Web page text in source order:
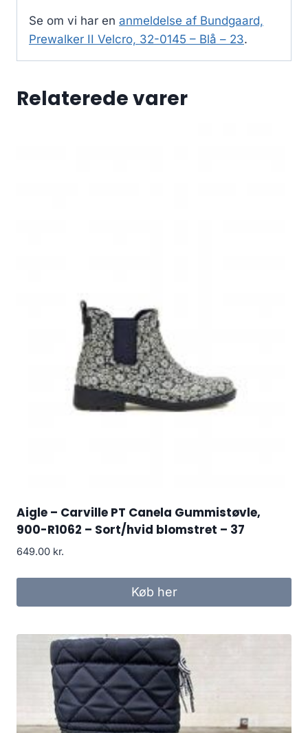
Se om vi har en anmeldelse af Bundgaard,
Prewalker II Velcro, 32-0145 – Blå – 23.
Relaterede varer
Aigle – Carville PT Canela Gummistøvle,
900-R1062 – Sort/hvid blomstret – 37
649.00 kr.
Køb her